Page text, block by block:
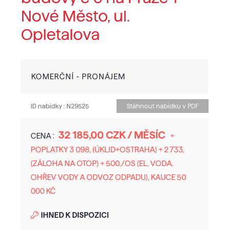
Nové Město, ul.
Opletalova
KOMERČNÍ - PRONÁJEM
ID nabídky : N29525 Stáhnout nabídku v PDF
CENA : 32 185,00 CZK / MĚSÍC +
POPLATKY 3 098, (ÚKLID+OSTRAHA) + 2 733,
(ZÁLOHA NA OTOP) + 500,/OS (EL, VODA,
OHŘEV VODY A ODVOZ ODPADU), KAUCE 50
000 KČ
IHNED K DISPOZICI